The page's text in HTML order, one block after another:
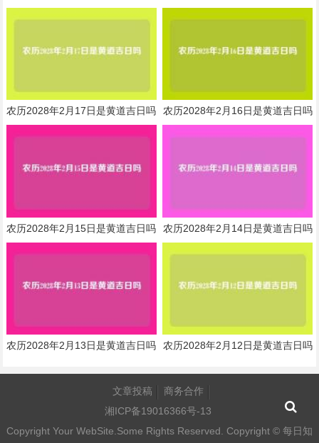
农历2028年2月17日是黄道吉日吗 农历2028年2月16日是黄道吉日吗
农历2028年2月15日是黄道吉日吗 农历2028年2月14日是黄道吉日吗
农历2028年2月13日是黄道吉日吗 农历2028年2月12日是黄道吉日吗
文章投稿
商务合作
湘ICP备19016366号-13
Copyright Your WebSite.Some Rights Reserved. Copyright © 每日知